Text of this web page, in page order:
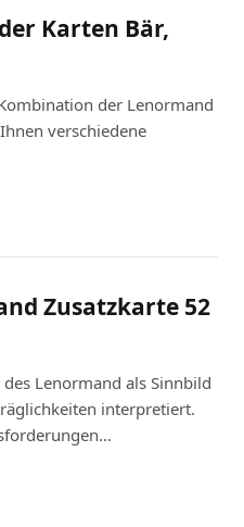
Karten Bär,
der Lenormand
verschiedene
Zusatzkarte 52
Lenormand als Sinnbild
interpretiert.